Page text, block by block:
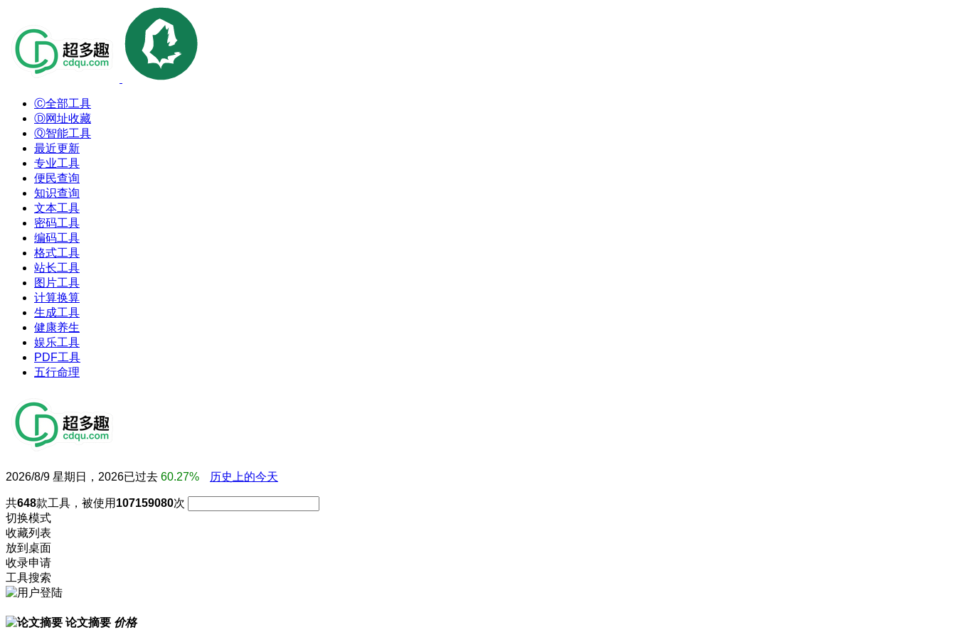
Ⓒ全部工具
Ⓓ网址收藏
Ⓠ智能工具
最近更新
专业工具
便民查询
知识查询
文本工具
密码工具
编码工具
格式工具
站长工具
图片工具
计算换算
生成工具
健康养生
娱乐工具
PDF工具
五行命理
2026/8/9 星期日，2026已过去 60.27% 历史上的今天
共648款工具，被使用 107159080次
切换模式
收藏列表
放到桌面
收录申请
工具搜索
论文摘要 价格